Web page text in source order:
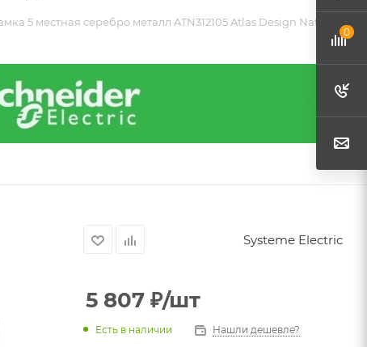
5 местная серебро металл ATN312105 Atlas Design Nature
Systeme Electric
5 807 ₽/шт
Есть в наличии Нашли дешевле?
0